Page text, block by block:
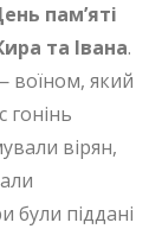
пам’яті
та Івана.
воїном, який
гонінь
вірян,
були піддані